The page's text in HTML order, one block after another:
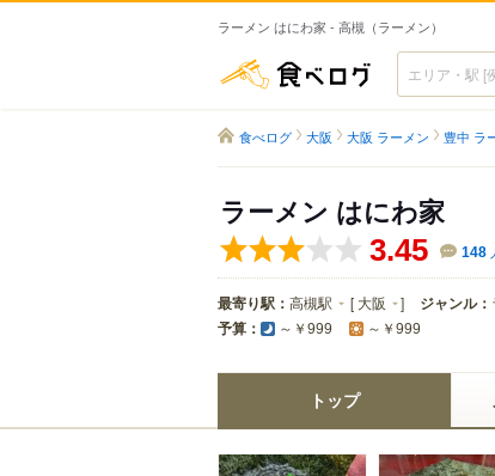
ラーメン はにわ家 - 高槻（ラーメン）
食べログ
食べログ 大阪 大阪 ラーメン 豊中 ラ
ラーメン はにわ家
3.45 148
最寄り駅： 高槻駅 [ 大阪 ] ジャンル：
予算： ～￥999 ～￥999
トップ